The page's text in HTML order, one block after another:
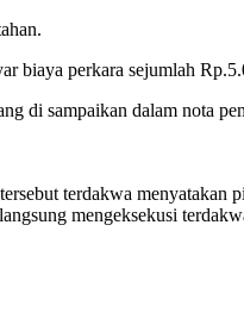
biaya perkara sejumlah
di sampaikan dalam nota
terdakwa
mengeksekusi